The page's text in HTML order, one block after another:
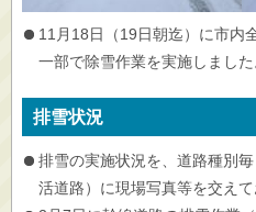
11月18日（19日朝迄）に市内
一部で除雪作業を実施しました
排雪状況
排雪の実施状況を、道路種別
活道路）に現場写真等を交えて